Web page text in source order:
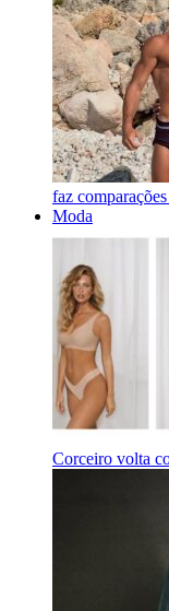
faz
Moda
Corceiro volta